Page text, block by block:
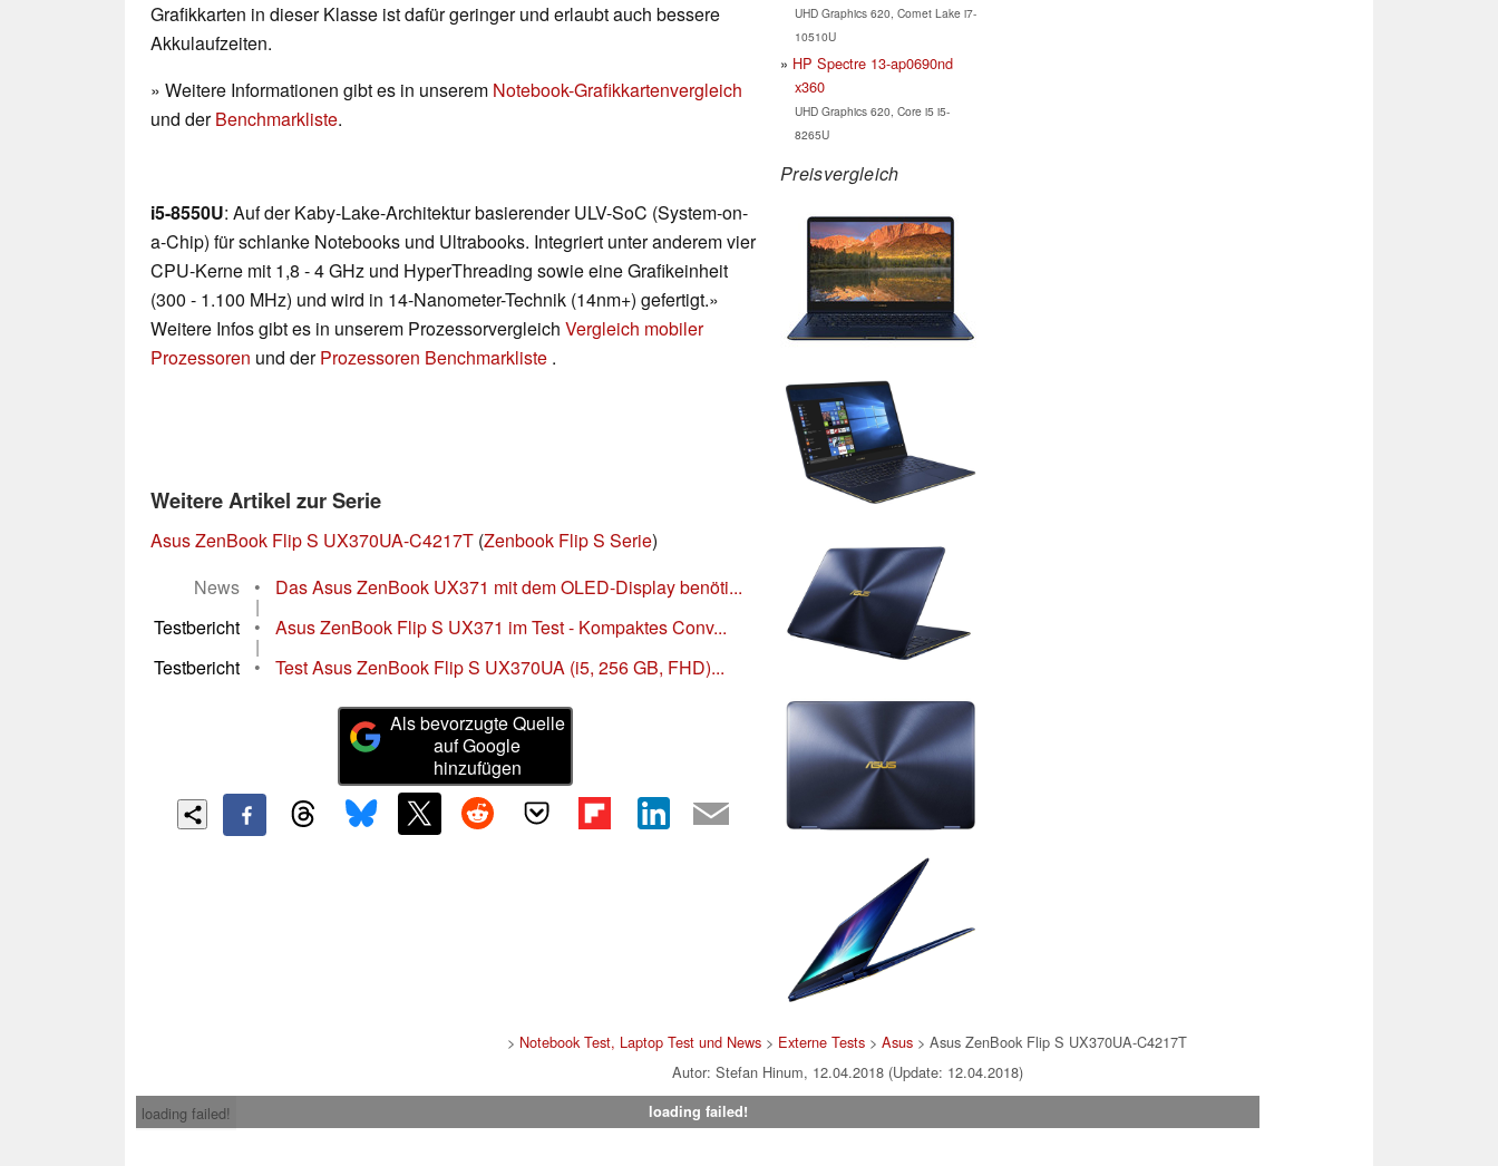
Grafikkarten in dieser Klasse ist dafür geringer und erlaubt auch bessere
Akkulaufzeiten.
» Weitere Informationen gibt es in unserem Notebook-Grafikkartenvergleich
und derBenchmarkliste.
i5-8550U: Auf der Kaby-Lake-Architektur basierender ULV-SoC (System-on-
a-Chip) für schlanke Notebooks und Ultrabooks. Integriert unter anderem vier
CPU-Kerne mit 1,8 - 4 GHz und HyperThreading sowie eine Grafikeinheit
(300 - 1.100 MHz) und wird in 14-Nanometer-Technik (14nm+) gefertigt.»
Weitere Infos gibt es in unserem Prozessorvergleich Vergleich mobiler
Prozessoren und derProzessoren Benchmarkliste .
Weitere Artikel zur Serie
Asus ZenBook Flip S UX370UA-C4217T (Zenbook Flip S Serie)
News
• Das Asus ZenBook UX371 mit dem OLED-Display benöti...
|
Testbericht
• Asus ZenBook Flip S UX371 im Test - Kompaktes Conv...
|
Testbericht
• Test Asus ZenBook Flip S UX370UA (i5, 256 GB, FHD)...
Als bevorzugte Quelle
auf Google
hinzufügen
UHD Graphics 620, Comet Lake i7-
10510U
HP Spectre 13-ap0690nd
x360
UHD Graphics 620, Core i5 i5-
8265U
Preisvergleich
> Notebook Test, Laptop Test und News > Externe Tests >Asus > Asus ZenBook Flip S UX370UA-C4217T
Autor: Stefan Hinum, 12.04.2018 (Update: 12.04.2018)
loading failed!
loading failed!